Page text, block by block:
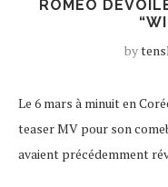
ROMEO
by
Le 6 mars à minuit en
teaser MV pour son
avaient précédemment